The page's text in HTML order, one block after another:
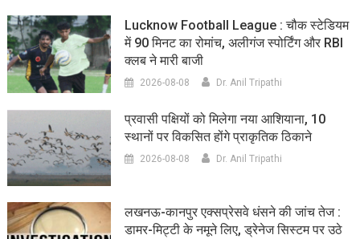
Lucknow Football League : चौक स्टेडियम
में 90 मिनट का रोमांच, अलीगंज स्पोर्टिंग और RBI
क्लब ने मारी बाजी
2026-08-08 Dr. Anil Tripathi
प्रवासी पक्षियों को मिलेगा नया आशियाना, 10
स्थानों पर विकसित होंगे प्राकृतिक ठिकाने
2026-08-08 Dr. Anil Tripathi
लखनऊ-कानपुर एक्सप्रेसवे धंसने की जांच तेज :
डामर-मिट्टी के नमूने लिए, ड्रेनेज सिस्टम पर उठे